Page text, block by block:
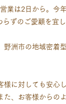
業は2日から。今
ずのご愛顧を宜し
洲市の地域密着
に対しても安心
た、お客様からの